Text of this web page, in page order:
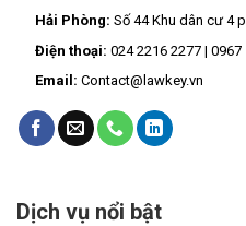
Hải Phòng: Số 44 Khu dân cư 4
Điện thoại: 024 2216 2277 | 0967
Email: Contact@lawkey.vn
Dịch vụ nổi bật